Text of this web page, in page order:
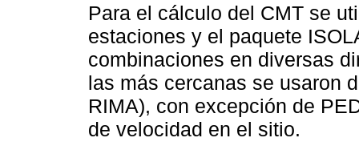
Para el cálculo del CMT se
estaciones y el paquete
combinaciones en diversas
las más cercanas se usaron
RIMA), con excepción de
de velocidad en el sitio.